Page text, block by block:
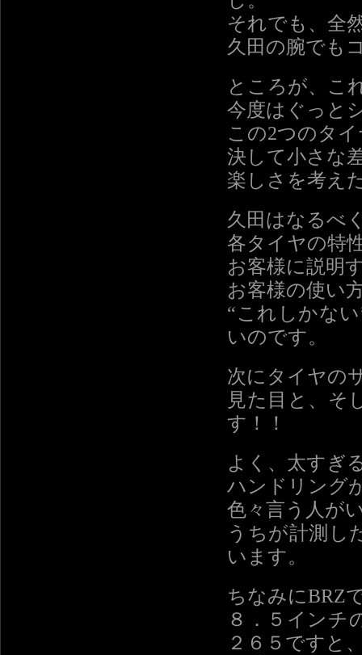
それでも、全
久田の腕でも
ところが、こ
今度はぐっと
この2つのタ
決して小さな
楽しさを考え
久田はなるべ
各タイヤの特
お客様に説明
お客様の使い
“これしかな
いのです。
次にタイヤの
見た目と、そ
す！！
よく、太すぎ
ハンドリング
色々言う人が
うちが計測し
います。
ちなみにBRZ
８．５インチ
２６５ですと